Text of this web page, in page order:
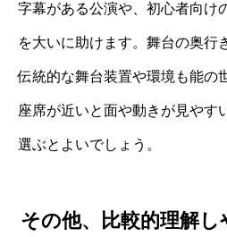
字幕がある公演や、初心者向け
を大いに助けます。舞台の奥行
伝統的な舞台装置や環境も能の
座席が近いと面や動きが見やす
選ぶとよいでしょう。
その他、比較的理解